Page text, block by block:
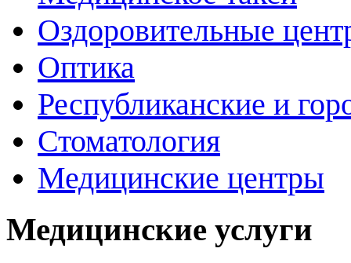
Оздоровительные
Оптика
Республиканские и
Стоматология
Медицинские центры
Медицинские услуги